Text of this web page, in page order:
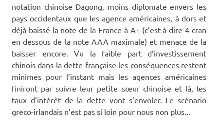
notation chinoise Dagong, moins diplomate envers les
pays occidentaux que les agence américaines, à dors et
déjà baissé la note de la France à A+ (c’est-à-dire 4 cran
en dessous de la note AAA maximale) et menace de la
baisser encore. Vu la faible part d’investissement
chinois dans la dette française les conséquences restent
minimes pour l’instant mais les agences américaines
finiront par suivre leur petite sœur chinoise et là, les
taux d’intérêt de la dette vont s’envoler. Le scénario
greco-irlandais n’est pas si loin pour nous non plus.